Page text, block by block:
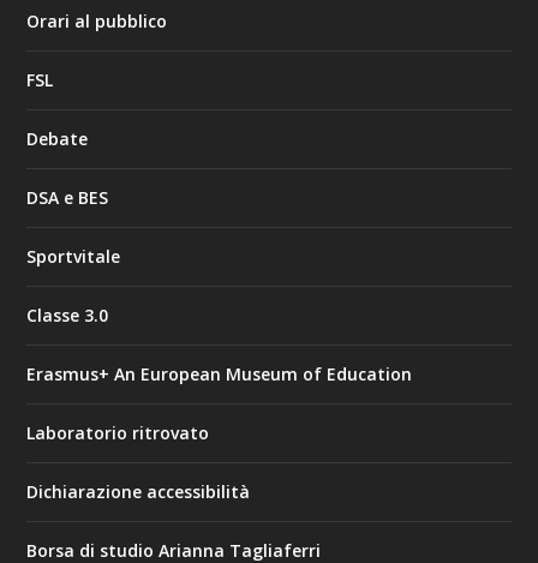
Orari al pubblico
FSL
Debate
DSA e BES
Sportvitale
Classe 3.0
Erasmus+ An European Museum of Education
Laboratorio ritrovato
Dichiarazione accessibilità
Borsa di studio Arianna Tagliaferri